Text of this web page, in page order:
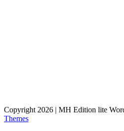
Copyright 2026 | MH Edition lite
Themes